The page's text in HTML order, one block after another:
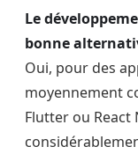
Le
bonne
Oui, pour des
moyennement
Flutter ou